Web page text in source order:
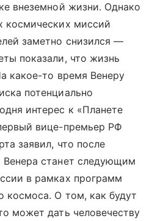
внеземной жизни. Однако
космических миссий
заметно снизился —
показали, что жизнь
какое-то время Венеру
потенциально
интерес к «Планете
вице-премьер РФ
заявил, что после
станет следующим
в рамках программ
космоса. О том, как будут
может дать человечеству